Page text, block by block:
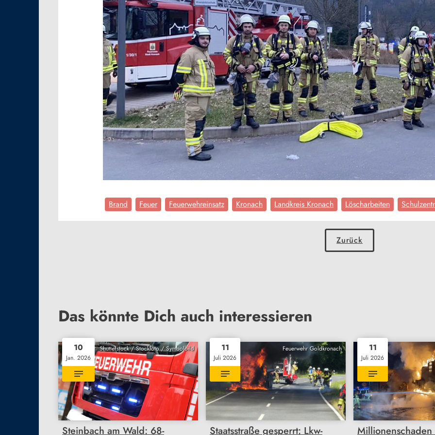
Brand Feuer Feuerwehreinsatz Kronach Landkreis Kronach Löscharbeiten
Zurück
Das könnte Dich auch interessieren
Shutterstock / Stockfoto / Symbolbild
10
Jan. 2026
Steinbach am Wald: 68-
Feuerwehr Goldkronach
11
Juli 2026
Staatsstraße gesperrt: Lkw-
11
Juli 2026
Millionenschaden